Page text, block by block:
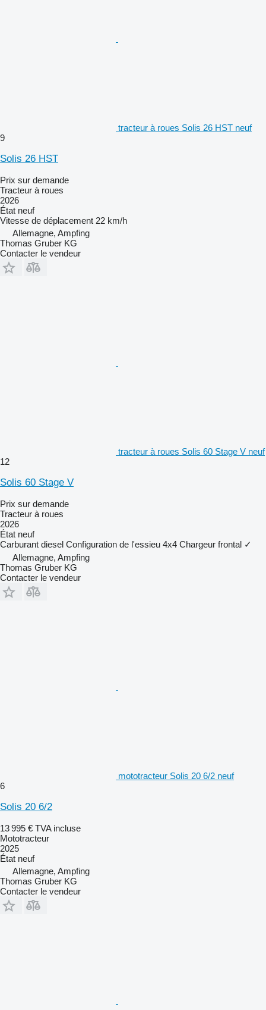
tracteur à roues Solis 26 HST neuf
9
Solis 26 HST
Prix sur demande
Tracteur à roues
2026
État neuf
Vitesse de déplacement 22 km/h
Allemagne, Ampfing
Thomas Gruber KG
Contacter le vendeur
tracteur à roues Solis 60 Stage V neuf
12
Solis 60 Stage V
Prix sur demande
Tracteur à roues
2026
État neuf
Carburant diesel Configuration de l'essieu 4x4 Chargeur frontal ✓
Allemagne, Ampfing
Thomas Gruber KG
Contacter le vendeur
mototracteur Solis 20 6/2 neuf
6
Solis 20 6/2
13 995 € TVA incluse
Mototracteur
2025
État neuf
Allemagne, Ampfing
Thomas Gruber KG
Contacter le vendeur